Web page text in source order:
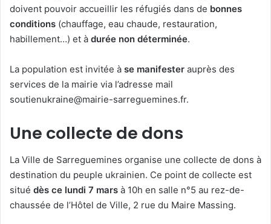
doivent pouvoir accueillir les réfugiés dans de bonnes
conditions (chauffage, eau chaude, restauration,
habillement…) et à durée non déterminée.
La population est invitée à se manifester auprès des
services de la mairie via l’adresse mail
soutienukraine@mairie-sarreguemines.fr.
Une collecte de dons
La Ville de Sarreguemines organise une collecte de dons à
destination du peuple ukrainien. Ce point de collecte est
situé dès ce lundi 7 mars à 10h en salle n°5 au rez-de-
chaussée de l’Hôtel de Ville, 2 rue du Maire Massing.